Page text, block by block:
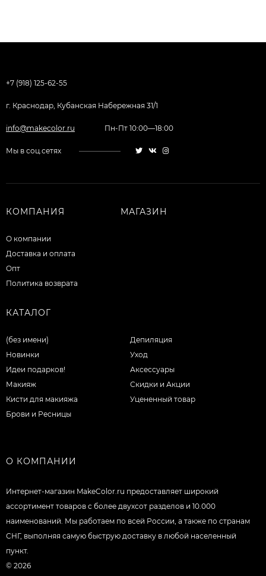
+7 (918) 125-62-55
г. Краснодар, Кубанская Набережная 31/1
info@makecolor.ru Пн-Пт 10:00—18:00
Мы в соц.сетях
КОМПАНИЯ
О компании
Доставка и оплата
Опт
Политика возврата
МАГАЗИН
КАТАЛОГ
(без имени)
Новинки
Идеи подарков!
Макияж
Кисти для макияжа
Брови и Ресницы
Депиляция
Уход
Аксессуары
Скидки и Акции
Уцененный товар
О КОМПАНИИ
Интернет-магазин MakeColor.ru предоставляет широкий
ассортимент товаров c более двухсот разделов и 10.000
наименований. Мы работаем по всей России, а также по странам
СНГ, выполняя самую быструю доставку в любой населенный
пункт.
© 2026